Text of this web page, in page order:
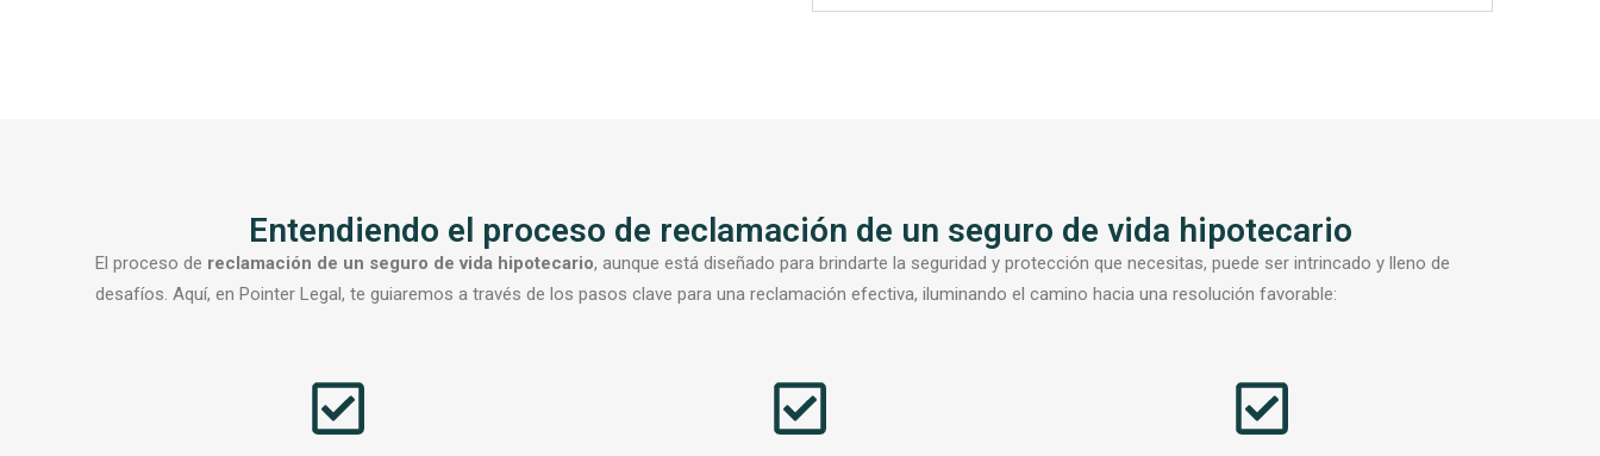
Entendiendo el proceso de reclamación de un seguro de vida hipotecario
El proceso de reclamación de un seguro de vida hipotecario, aunque está diseñado para brindarte la seguridad y protección que necesitas, puede ser intrincado y lleno de
desafíos. Aquí, en Pointer Legal, te guiaremos a través de los pasos clave para una reclamación efectiva, iluminando el camino hacia una resolución favorable: